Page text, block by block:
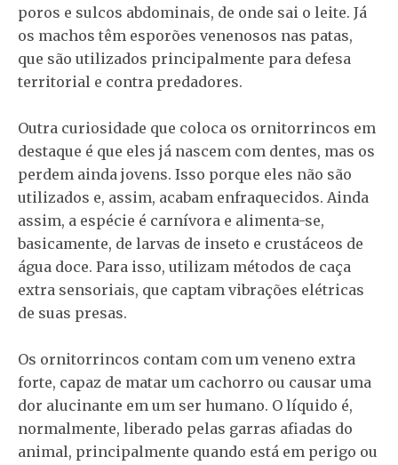
poros e sulcos abdominais, de onde sai o leite. Já
os machos têm esporões venenosos nas patas,
que são utilizados principalmente para defesa
territorial e contra predadores.
Outra curiosidade que coloca os ornitorrincos em
destaque é que eles já nascem com dentes, mas os
perdem ainda jovens. Isso porque eles não são
utilizados e, assim, acabam enfraquecidos. Ainda
assim, a espécie é carnívora e alimenta-se,
basicamente, de larvas de inseto e crustáceos de
água doce. Para isso, utilizam métodos de caça
extra sensoriais, que captam vibrações elétricas
de suas presas.
Os ornitorrincos contam com um veneno extra
forte, capaz de matar um cachorro ou causar uma
dor alucinante em um ser humano. O líquido é,
normalmente, liberado pelas garras afiadas do
animal, principalmente quando está em perigo ou